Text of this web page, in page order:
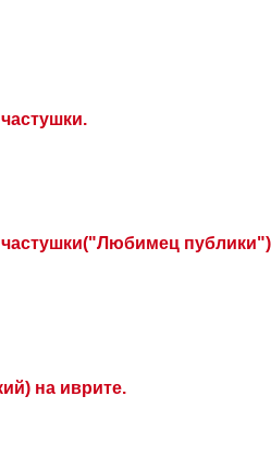
частушки("Любимец публики")
на иврите.